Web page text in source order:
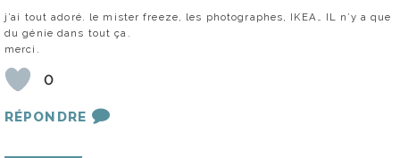
j’ai tout adoré. le mister freeze, les photographes, IKEA… IL n’y a que
du génie dans tout ça.
merci.
0
RÉPONDRE